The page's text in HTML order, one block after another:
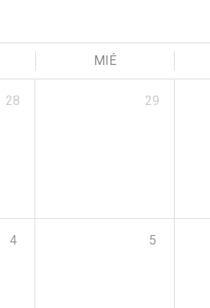
MIÉ
28 29
4 5